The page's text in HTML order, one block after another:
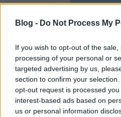
Blog - Do Not Process My
If you wish to opt-out of the
processing of your personal or
targeted advertising by us,
section to confirm your
opt-out request is processed
interest-based ads based on
us or personal information